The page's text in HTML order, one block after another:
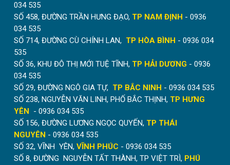
034 535
SỐ 458, ĐƯỜNG TRẦN HƯNG ĐẠO, TP NAM ĐỊNH - 0936
034 535
SỐ 714, ĐƯỜNG CÙ CHÍNH LAN, TP HÒA BÌNH - 0936 034
535
SỐ 36, KHU ĐÔ THỊ MỚI TUỆ TĨNH, TP HẢI DƯƠNG - 0936
034 535
SỐ 29, ĐƯỜNG NGÔ GIA TỰ, TP BẮC NINH - 0936 034 535
SỐ 238, NGUYỄN VĂN LINH, PHỐ BẮC THỊNH, TP HƯNG
YÊN - 0936 034 535
SỐ 156, ĐƯỜNG LƯƠNG NGỌC QUYẾN, TP THÁI
NGUYÊN - 0936 034 535
SỐ 32, VĨNH YÊN, VĨNH PHÚC - 0936 034 535
SỐ 8, ĐƯỜNG NGUYỄN TẤT THÀNH, TP VIỆT TRÌ, PHÚ